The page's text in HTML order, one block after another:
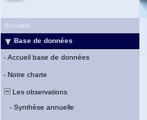
Accueil
Base de données
- Accueil base de données
- Notre charte
Les observations
- Synthèse annuelle